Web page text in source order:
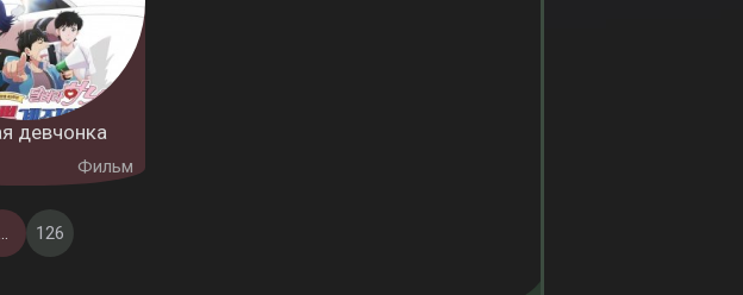
девчонка
Фильм
126